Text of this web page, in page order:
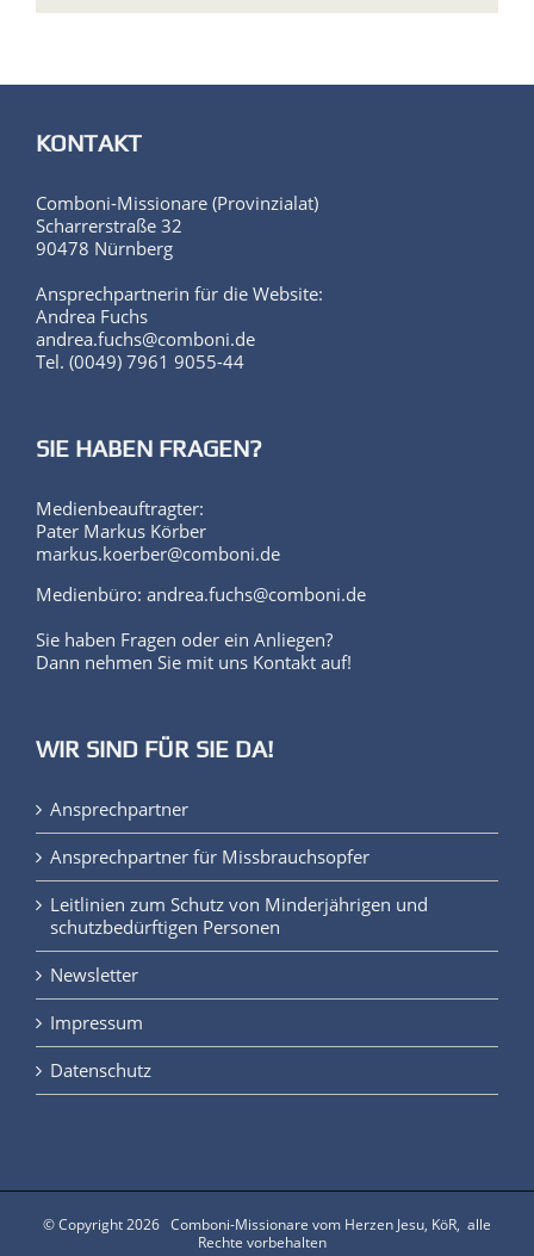
KONTAKT
Comboni-Missionare (Provinzialat)
90478 Nürnberg
Ansprechpartnerin für die Website:
Andrea Fuchs
SIE HABEN FRAGEN?
Medienbeauftragter:
markus.koerber@comboni.de
Medienbüro: andrea.fuchs@comboni.de
WIR SIND FÜR SIE DA!
Ansprechpartner
Ansprechpartner für Missbrauchsopfer
Leitlinien zum Schutz von Minderjährigen und
schutzbedürftigen Personen
Newsletter
Impressum